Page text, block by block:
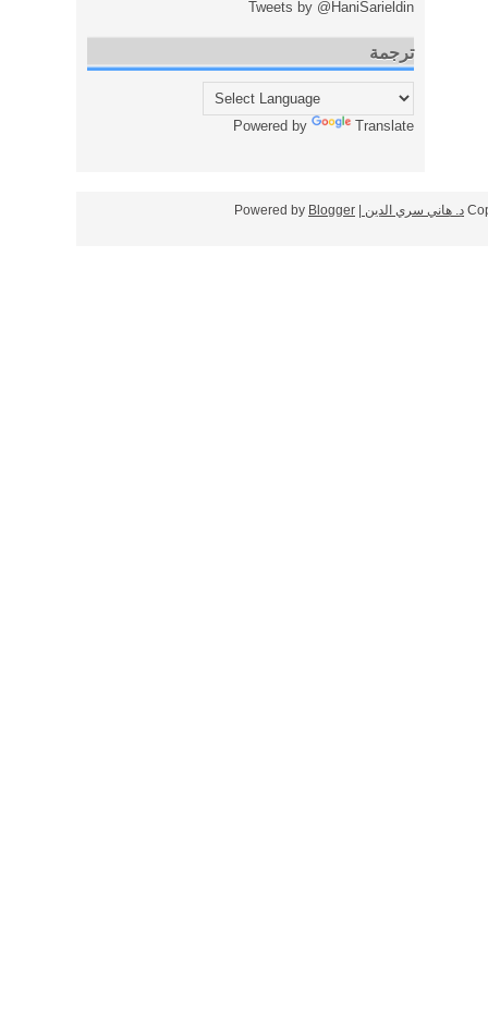
Tweets by @HaniSarieldin
ترجمة
Powered by Translate
د. هاني سري الدين | Powered by
Blogger